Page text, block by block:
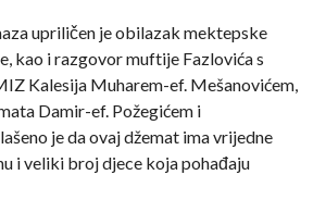
upriličen je obilazak mektepske
kao i razgovor muftije Fazlovića s
Kalesija Muharem-ef. Mešanovićem,
Damir-ef. Požegićem i
je da ovaj džemat ima vrijedne
i veliki broj djece koja pohađaju